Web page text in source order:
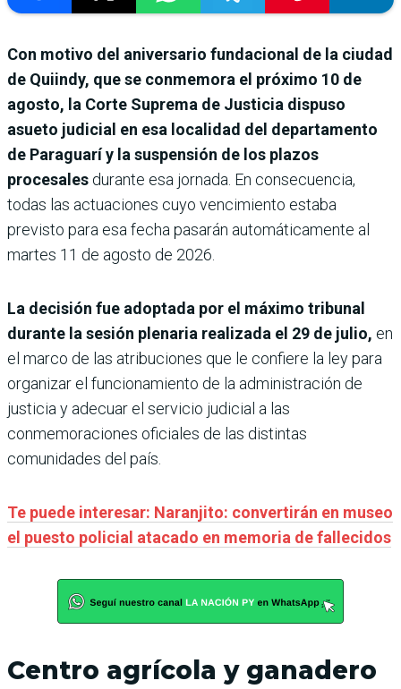
Con motivo del aniversario fundacional de la ciudad
de Quiindy, que se conmemora el próximo 10 de
agosto, la Corte Suprema de Justicia dispuso
asueto judicial en esa localidad del departamento
de Paraguarí y la suspensión de los plazos
procesales durante esa jornada. En consecuencia,
todas las actuaciones cuyo vencimiento estaba
previsto para esa fecha pasarán automáticamente al
martes 11 de agosto de 2026.
La decisión fue adoptada por el máximo tribunal
durante la sesión plenaria realizada el 29 de julio, en
el marco de las atribuciones que le confiere la ley para
organizar el funcionamiento de la administración de
justicia y adecuar el servicio judicial a las
conmemoraciones oficiales de las distintas
comunidades del país.
Te puede interesar: Naranjito: convertirán en museo
el puesto policial atacado en memoria de fallecidos
Centro agrícola y ganadero